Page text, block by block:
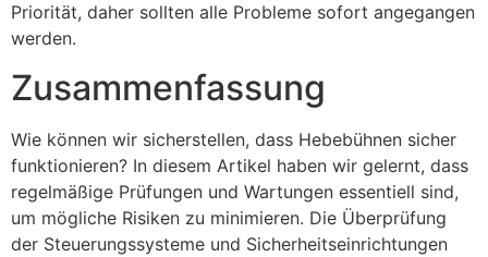
Priorität, daher sollten alle Probleme sofort angegangen
werden.
Zusammenfassung
Wie können wir sicherstellen, dass Hebebühnen sicher
funktionieren? In diesem Artikel haben wir gelernt, dass
regelmäßige Prüfungen und Wartungen essentiell sind,
um mögliche Risiken zu minimieren. Die Überprüfung
der Steuerungssysteme und Sicherheitseinrichtungen